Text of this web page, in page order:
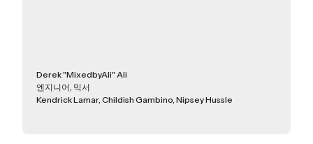
Derek "MixedbyAli" Ali
엔지니어, 믹서
Kendrick Lamar, Childish Gambino, Nipsey Hussle